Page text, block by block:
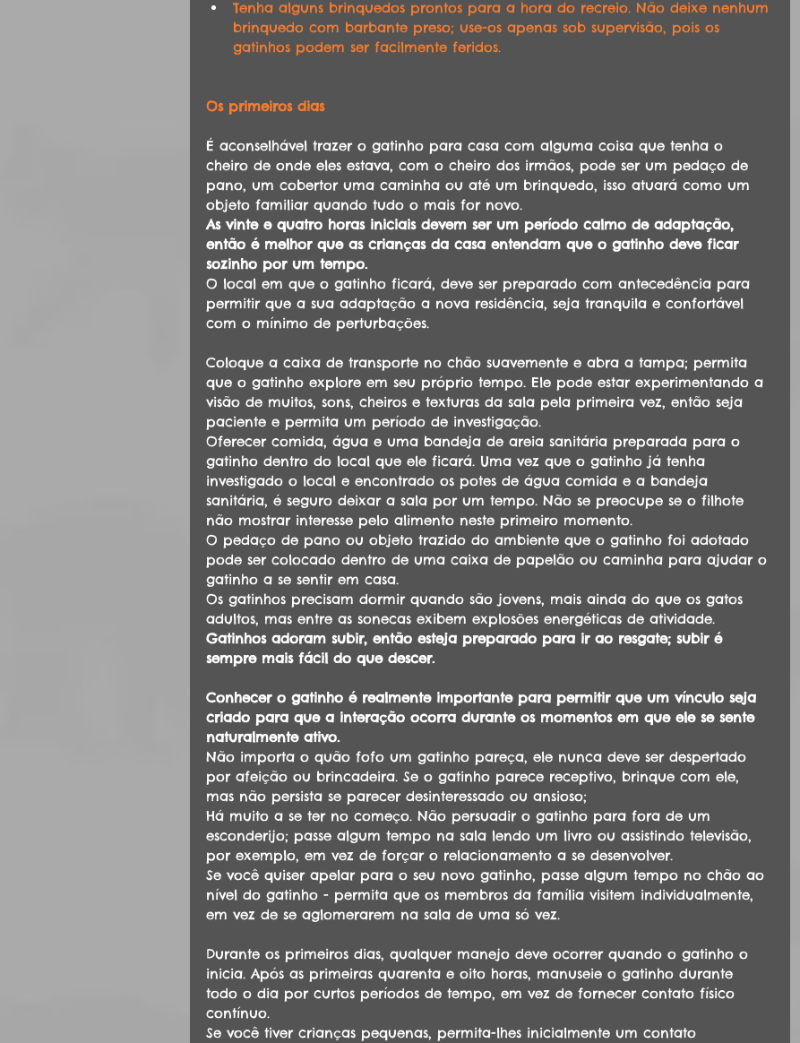
Tenha alguns brinquedos prontos para a hora do recreio. Não deixe nenhum
brinquedo com barbante preso; use-os apenas sob supervisão, pois os
gatinhos podem ser facilmente feridos.
Os primeiros dias
É aconselhável trazer o gatinho para casa com alguma coisa que tenha o
cheiro de onde eles estava, com o cheiro dos irmãos, pode ser um pedaço de
pano, um cobertor uma caminha ou até um brinquedo, isso atuará como um
objeto familiar quando tudo o mais for novo.
As vinte e quatro horas iniciais devem ser um período calmo de adaptação,
então é melhor que as crianças da casa entendam que o gatinho deve ficar
sozinho por um tempo.
O local em que o gatinho ficará, deve ser preparado com antecedência para
permitir que a sua adaptação a nova residência, seja tranquila e confortável
com o mínimo de perturbações.
Coloque a caixa de transporte no chão suavemente e abra a tampa; permita
que o gatinho explore em seu próprio tempo. Ele pode estar experimentando a
visão de muitos, sons, cheiros e texturas da sala pela primeira vez, então seja
paciente e permita um período de investigação.
Oferecer comida, água e uma bandeja de areia sanitária preparada para o
gatinho dentro do local que ele ficará. Uma vez que o gatinho já tenha
investigado o local e encontrado os potes de água comida e a bandeja
sanitária, é seguro deixar a sala por um tempo. Não se preocupe se o filhote
não mostrar interesse pelo alimento neste primeiro momento.
O pedaço de pano ou objeto trazido do ambiente que o gatinho foi adotado
pode ser colocado dentro de uma caixa de papelão ou caminha para ajudar o
gatinho a se sentir em casa.
Os gatinhos precisam dormir quando são jovens, mais ainda do que os gatos
adultos, mas entre as sonecas exibem explosões energéticas de atividade.
Gatinhos adoram subir, então esteja preparado para ir ao resgate; subir é
sempre mais fácil do que descer.
Conhecer o gatinho é realmente importante para permitir que um vínculo seja
criado para que a interação ocorra durante os momentos em que ele se sente
naturalmente ativo.
Não importa o quão fofo um gatinho pareça, ele nunca deve ser despertado
por afeição ou brincadeira. Se o gatinho parece receptivo, brinque com ele,
mas não persista se parecer desinteressado ou ansioso;
Há muito a se ter no começo. Não persuadir o gatinho para fora de um
esconderijo; passe algum tempo na sala lendo um livro ou assistindo televisão,
por exemplo, em vez de forçar o relacionamento a se desenvolver.
Se você quiser apelar para o seu novo gatinho, passe algum tempo no chão ao
nível do gatinho - permita que os membros da família visitem individualmente,
em vez de se aglomerarem na sala de uma só vez.
Durante os primeiros dias, qualquer manejo deve ocorrer quando o gatinho o
inicia. Após as primeiras quarenta e oito horas, manuseie o gatinho durante
todo o dia por curtos períodos de tempo, em vez de fornecer contato físico
contínuo.
Se você tiver crianças pequenas, permita-lhes inicialmente um contato